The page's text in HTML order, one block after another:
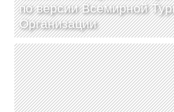
по версии Всемирной
Организации